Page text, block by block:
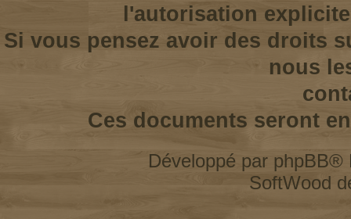
l'autorisation
Si vous pensez avoir des droits
nous
Ces documents seront
Développé par phpBB®
SoftWood